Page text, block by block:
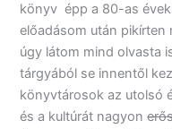
könyv épp a 80-as
előadásom után pikírten
úgy látom mind olvasta
tárgyából se innentől
könyvtárosok az utolsó
és a kultúrát nagyon